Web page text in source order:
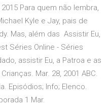
Para quem não lembra,
Kyle e Jay, pais de
Mas, além das Assistir Eu,
Séries Online - Séries
assistir Eu, a Patroa e as
Mar. 28, 2001 ABC.
Episódios; Info; Elenco.
1 Mar.